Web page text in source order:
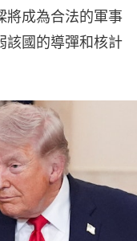
將成為合法的軍事
該國的導彈和核計